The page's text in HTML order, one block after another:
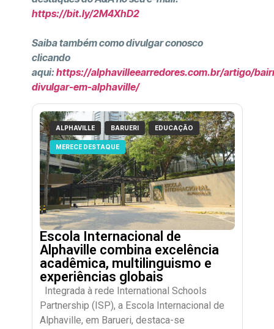
https://bit.ly/2M4XhD2
Saiba também como divulgar conosco
clicando
aqui:https://alphavilleearredores.com.br/artigo/
divulgar-em-alphaville/
ALPHAVILLE BARUERI EDUCAÇÃO
MERECE DESTAQUE
Escola Internacional de
Alphaville combina excelência
acadêmica, multilinguismo e
experiências globais
Integrada à rede International Schools
Partnership (ISP), a Escola Internacional de
Alphaville, em Barueri, destaca-se